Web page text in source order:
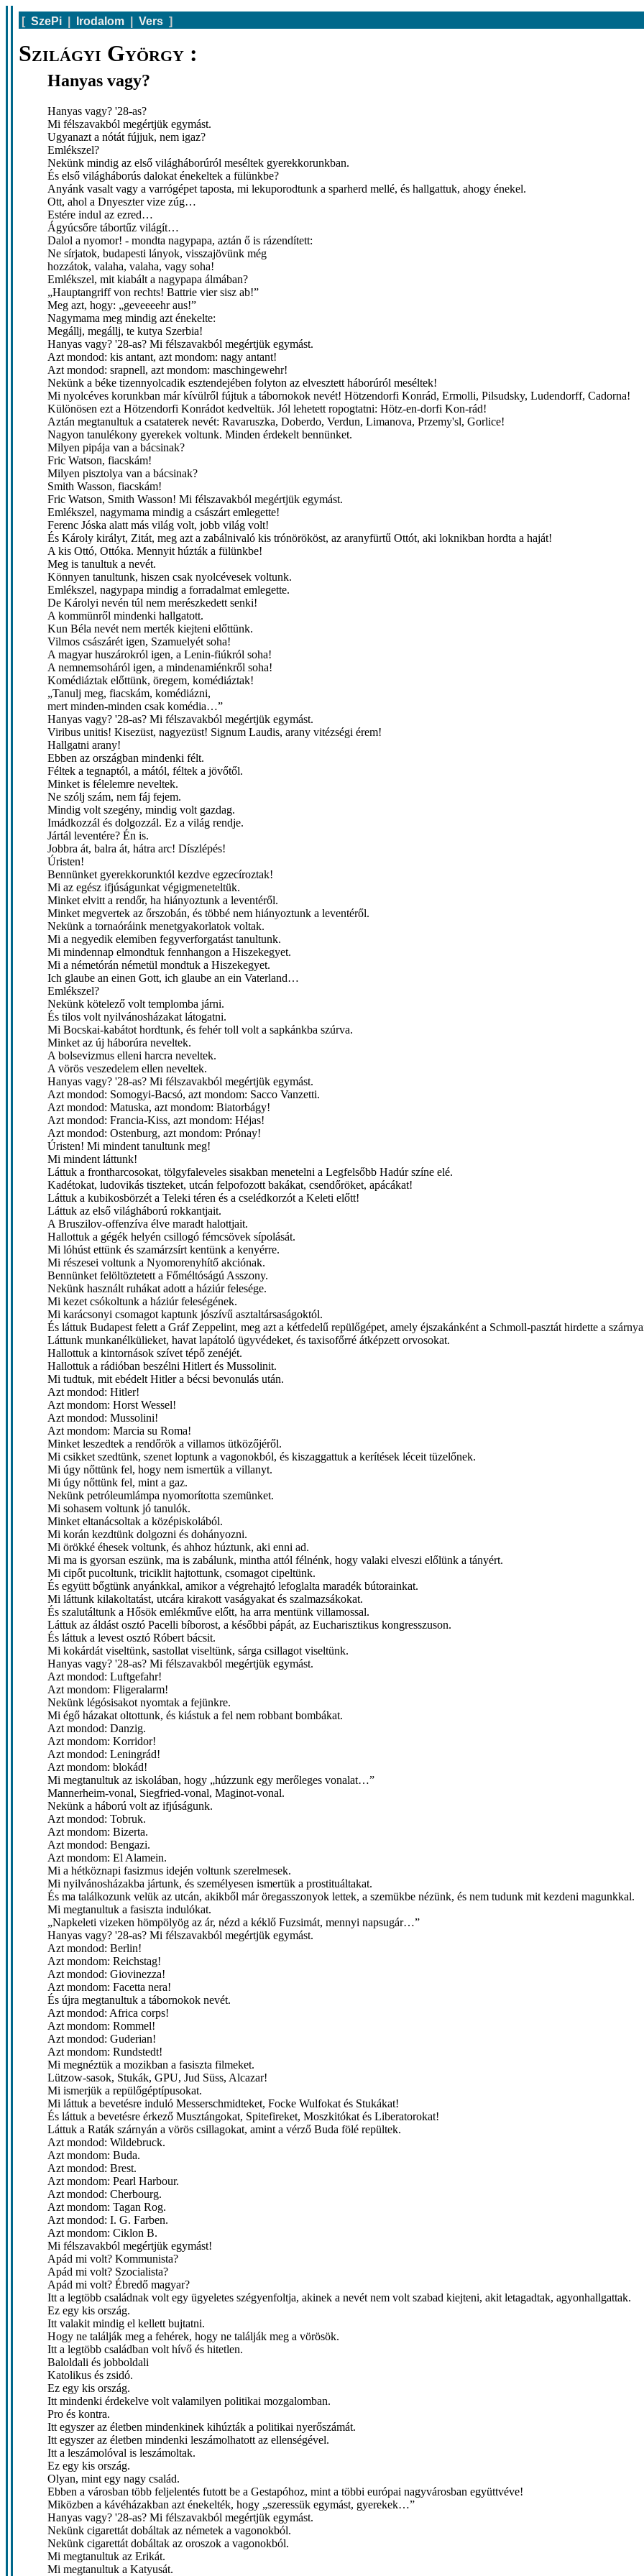
[ SzePi Irodalom Vers ]
Szilágyi György :
Hanyas vagy?
Hanyas vagy? '28-as?
Mi félszavakból megértjük egymást.
Ugyanazt a nótát fújjuk, nem igaz?
Emlékszel?
Nekünk mindig az első világháborúról meséltek gyerekkorunkban.
És első világháborús dalokat énekeltek a fülünkbe?
Anyánk vasalt vagy a varrógépet taposta, mi lekuporodtunk a sparherd mellé, és hallgattuk, ahogy énekel.
Ott, ahol a Dnyeszter vize zúg…
Estére indul az ezred…
Ágyúcsőre tábortűz világít…
Dalol a nyomor! - mondta nagypapa, aztán ő is rázendített:
Ne sírjatok, budapesti lányok, visszajövünk még
hozzátok, valaha, valaha, vagy soha!
Emlékszel, mit kiabált a nagypapa álmában?
„Hauptangriff von rechts! Battrie vier sisz ab!”
Meg azt, hogy: „geveeeehr aus!”
Nagymama meg mindig azt énekelte:
Megállj, megállj, te kutya Szerbia!
Hanyas vagy? '28-as? Mi félszavakból megértjük egymást.
Azt mondod: kis antant, azt mondom: nagy antant!
Azt mondod: srapnell, azt mondom: maschingewehr!
Nekünk a béke tizennyolcadik esztendejében folyton az elvesztett háborúról meséltek!
Mi nyolcéves korunkban már kívülről fújtuk a tábornokok nevét! Hötzendorfi Konrád, Ermolli, Pilsudsky, Ludendorff, Cadorna!
Különösen ezt a Hötzendorfi Konrádot kedveltük. Jól lehetett ropogtatni: Hötz-en-dorfi Kon-rád!
Aztán megtanultuk a csataterek nevét: Ravaruszka, Doberdo, Verdun, Limanova, Przemy'sl, Gorlice!
Nagyon tanulékony gyerekek voltunk. Minden érdekelt bennünket.
Milyen pipája van a bácsinak?
Fric Watson, fiacskám!
Milyen pisztolya van a bácsinak?
Smith Wasson, fiacskám!
Fric Watson, Smith Wasson! Mi félszavakból megértjük egymást.
Emlékszel, nagymama mindig a császárt emlegette!
Ferenc Jóska alatt más világ volt, jobb világ volt!
És Károly királyt, Zitát, meg azt a zabálnivaló kis trónörököst, az aranyfürtű Ottót, aki loknikban hordta a haját!
A kis Ottó, Ottóka. Mennyit húzták a fülünkbe!
Meg is tanultuk a nevét.
Könnyen tanultunk, hiszen csak nyolcévesek voltunk.
Emlékszel, nagypapa mindig a forradalmat emlegette.
De Károlyi nevén túl nem merészkedett senki!
A kommünről mindenki hallgatott.
Kun Béla nevét nem merték kiejteni előttünk.
Vilmos császárét igen, Szamuelyét soha!
A magyar huszárokról igen, a Lenin-fiúkról soha!
A nemnemsoháról igen, a mindenamiénkről soha!
Komédiáztak előttünk, öregem, komédiáztak!
„Tanulj meg, fiacskám, komédiázni,
mert minden-minden csak komédia…”
Hanyas vagy? '28-as? Mi félszavakból megértjük egymást.
Viribus unitis! Kisezüst, nagyezüst! Signum Laudis, arany vitézségi érem!
Hallgatni arany!
Ebben az országban mindenki félt.
Féltek a tegnaptól, a mától, féltek a jövőtől.
Minket is félelemre neveltek.
Ne szólj szám, nem fáj fejem.
Mindig volt szegény, mindig volt gazdag.
Imádkozzál és dolgozzál. Ez a világ rendje.
Jártál leventére? Én is.
Jobbra át, balra át, hátra arc! Díszlépés!
Úristen!
Bennünket gyerekkorunktól kezdve egzecíroztak!
Mi az egész ifjúságunkat végigmeneteltük.
Minket elvitt a rendőr, ha hiányoztunk a leventéről.
Minket megvertek az őrszobán, és többé nem hiányoztunk a leventéről.
Nekünk a tornaóráink menetgyakorlatok voltak.
Mi a negyedik elemiben fegyverforgatást tanultunk.
Mi mindennap elmondtuk fennhangon a Hiszekegyet.
Mi a németórán németül mondtuk a Hiszekegyet.
Ich glaube an einen Gott, ich glaube an ein Vaterland…
Emlékszel?
Nekünk kötelező volt templomba járni.
És tilos volt nyilvánosházakat látogatni.
Mi Bocskai-kabátot hordtunk, és fehér toll volt a sapkánkba szúrva.
Minket az új háborúra neveltek.
A bolsevizmus elleni harcra neveltek.
A vörös veszedelem ellen neveltek.
Hanyas vagy? '28-as? Mi félszavakból megértjük egymást.
Azt mondod: Somogyi-Bacsó, azt mondom: Sacco Vanzetti.
Azt mondod: Matuska, azt mondom: Biatorbágy!
Azt mondod: Francia-Kiss, azt mondom: Héjas!
Azt mondod: Ostenburg, azt mondom: Prónay!
Úristen! Mi mindent tanultunk meg!
Mi mindent láttunk!
Láttuk a frontharcosokat, tölgyfaleveles sisakban menetelni a Legfelsőbb Hadúr színe elé.
Kadétokat, ludovikás tiszteket, utcán felpofozott bakákat, csendőröket, apácákat!
Láttuk a kubikosbörzét a Teleki téren és a cselédkorzót a Keleti előtt!
Láttuk az első világháború rokkantjait.
A Bruszilov-offenzíva élve maradt halottjait.
Hallottuk a gégék helyén csillogó fémcsövek sípolását.
Mi lóhúst ettünk és szamárzsírt kentünk a kenyérre.
Mi részesei voltunk a Nyomorenyhítő akciónak.
Bennünket felöltöztetett a Főméltóságú Asszony.
Nekünk használt ruhákat adott a háziúr felesége.
Mi kezet csókoltunk a háziúr feleségének.
Mi karácsonyi csomagot kaptunk jószívű asztaltársaságoktól.
És láttuk Budapest felett a Gráf Zeppelint, meg azt a kétfedelű repülőgépet, amely éjszakánként a Schmoll-pasztát hirdette a
Láttunk munkanélkülieket, havat lapátoló ügyvédeket, és taxisofőrré átképzett orvosokat.
Hallottuk a kintornások szívet tépő zenéjét.
Hallottuk a rádióban beszélni Hitlert és Mussolinit.
Mi tudtuk, mit ebédelt Hitler a bécsi bevonulás után.
Azt mondod: Hitler!
Azt mondom: Horst Wessel!
Azt mondod: Mussolini!
Azt mondom: Marcia su Roma!
Minket leszedtek a rendőrök a villamos ütközőjéről.
Mi csikket szedtünk, szenet loptunk a vagonokból, és kiszaggattuk a kerítések léceit tüzelőnek.
Mi úgy nőttünk fel, hogy nem ismertük a villanyt.
Mi úgy nőttünk fel, mint a gaz.
Nekünk petróleumlámpa nyomorította szemünket.
Mi sohasem voltunk jó tanulók.
Minket eltanácsoltak a középiskolából.
Mi korán kezdtünk dolgozni és dohányozni.
Mi örökké éhesek voltunk, és ahhoz húztunk, aki enni ad.
Mi ma is gyorsan eszünk, ma is zabálunk, mintha attól félnénk, hogy valaki elveszi előlünk a tányért.
Mi cipőt pucoltunk, triciklit hajtottunk, csomagot cipeltünk.
És együtt bőgtünk anyánkkal, amikor a végrehajtó lefoglalta maradék bútorainkat.
Mi láttunk kilakoltatást, utcára kirakott vaságyakat és szalmazsákokat.
És szalutáltunk a Hősök emlékműve előtt, ha arra mentünk villamossal.
Láttuk az áldást osztó Pacelli bíborost, a későbbi pápát, az Eucharisztikus kongresszuson.
És láttuk a levest osztó Róbert bácsit.
Mi kokárdát viseltünk, sastollat viseltünk, sárga csillagot viseltünk.
Hanyas vagy? '28-as? Mi félszavakból megértjük egymást.
Azt mondod: Luftgefahr!
Azt mondom: Fligeralarm!
Nekünk légósisakot nyomtak a fejünkre.
Mi égő házakat oltottunk, és kiástuk a fel nem robbant bombákat.
Azt mondod: Danzig.
Azt mondom: Korridor!
Azt mondod: Leningrád!
Azt mondom: blokád!
Mi megtanultuk az iskolában, hogy „húzzunk egy merőleges vonalat…”
Mannerheim-vonal, Siegfried-vonal, Maginot-vonal.
Nekünk a háború volt az ifjúságunk.
Azt mondod: Tobruk.
Azt mondom: Bizerta.
Azt mondod: Bengazi.
Azt mondom: El Alamein.
Mi a hétköznapi fasizmus idején voltunk szerelmesek.
Mi nyilvánosházakba jártunk, és személyesen ismertük a prostituáltakat.
És ma találkozunk velük az utcán, akikből már öregasszonyok lettek, a szemükbe nézünk, és nem tudunk mit kezdeni magunkkal.
Mi megtanultuk a fasiszta indulókat.
„Napkeleti vizeken hömpölyög az ár, nézd a kéklő Fuzsimát, mennyi napsugár…”
Hanyas vagy? '28-as? Mi félszavakból megértjük egymást.
Azt mondod: Berlin!
Azt mondom: Reichstag!
Azt mondod: Giovinezza!
Azt mondom: Facetta nera!
És újra megtanultuk a tábornokok nevét.
Azt mondod: Africa corps!
Azt mondom: Rommel!
Azt mondod: Guderian!
Azt mondom: Rundstedt!
Mi megnéztük a mozikban a fasiszta filmeket.
Lützow-sasok, Stukák, GPU, Jud Süss, Alcazar!
Mi ismerjük a repülőgéptípusokat.
Mi láttuk a bevetésre induló Messerschmidteket, Focke Wulfokat és Stukákat!
És láttuk a bevetésre érkező Musztángokat, Spitefireket, Moszkitókat és Liberatorokat!
Láttuk a Raták szárnyán a vörös csillagokat, amint a vérző Buda fölé repültek.
Azt mondod: Wildebruck.
Azt mondom: Buda.
Azt mondod: Brest.
Azt mondom: Pearl Harbour.
Azt mondod: Cherbourg.
Azt mondom: Tagan Rog.
Azt mondod: I. G. Farben.
Azt mondom: Ciklon B.
Mi félszavakból megértjük egymást!
Apád mi volt? Kommunista?
Apád mi volt? Szocialista?
Apád mi volt? Ébredő magyar?
Itt a legtöbb családnak volt egy ügyeletes szégyenfoltja, akinek a nevét nem volt szabad kiejteni, akit letagadtak, agyonhallgattak.
Ez egy kis ország.
Itt valakit mindig el kellett bujtatni.
Hogy ne találják meg a fehérek, hogy ne találják meg a vörösök.
Itt a legtöbb családban volt hívő és hitetlen.
Baloldali és jobboldali
Katolikus és zsidó.
Ez egy kis ország.
Itt mindenki érdekelve volt valamilyen politikai mozgalomban.
Pro és kontra.
Itt egyszer az életben mindenkinek kihúzták a politikai nyerőszámát.
Itt egyszer az életben mindenki leszámolhatott az ellenségével.
Itt a leszámolóval is leszámoltak.
Ez egy kis ország.
Olyan, mint egy nagy család.
Ebben a városban több feljelentés futott be a Gestapóhoz, mint a többi európai nagyvárosban együttvéve!
Miközben a kávéházakban azt énekelték, hogy „szeressük egymást, gyerekek…”
Hanyas vagy? '28-as? Mi félszavakból megértjük egymást.
Nekünk cigarettát dobáltak az németek a vagonokból.
Nekünk cigarettát dobáltak az oroszok a vagonokból.
Mi megtanultuk az Erikát.
Mi megtanultuk a Katyusát.